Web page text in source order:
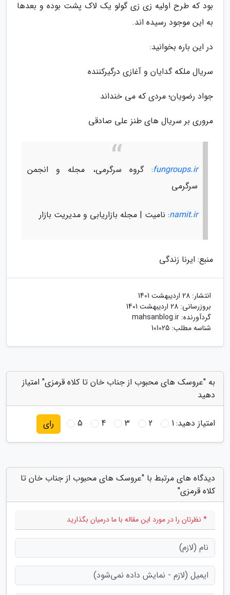
بود که طرح اولیه زی زی گولو یک لاک پشت بوده و بعدها
به این موجود رسیده اند.
در این باره بخوانید:
سریال ملکه گدایان و آغازی درگیرکننده
جواد رضویان؛ مردی که می خنداند
مروری بر سریال های طنز علی صادقی
fungroups.ir: گروه سرگرمی، مجله و انجمن
سرگرمی
namit.ir: نامیت | مجله بازاریابی و مدیریت بازار
منبع: ایرنا زندگی
انتشار: 28 اردیبهشت 1401
بروزرسانی: 28 اردیبهشت 1401
گردآورنده: mahsanblog.ir
شناسه مطلب: 101025
به "عروسک های محبوب از جناب خان تا کلاه قرمزی" امتیاز
دهید
امتیاز دهید:1
2
3
4
5 رای
دیدگاه های مرتبط با "عروسک های محبوب از جناب خان تا
کلاه قرمزی"
* نظرتان را در مورد این مقاله با ما درمیان بگذارید